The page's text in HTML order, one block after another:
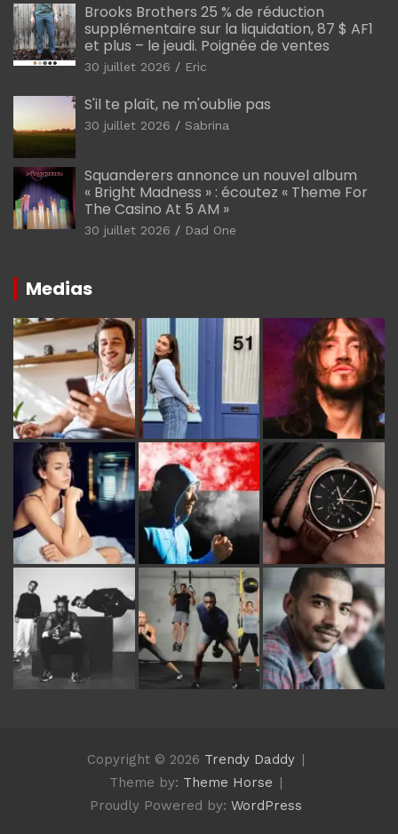
Brooks Brothers 25 % de réduction
supplémentaire sur la liquidation, 87 $ AF1
et plus – le jeudi. Poignée de ventes
30 juillet 2026 Eric
S'il te plaît, ne m'oublie pas
30 juillet 2026 Sabrina
Squanderers annonce un nouvel album
« Bright Madness » : écoutez « Theme For
The Casino At 5 AM »
30 juillet 2026 Dad One
Medias
Copyright © 2026 Trendy Daddy
Theme by: Theme Horse
Proudly Powered by: WordPress